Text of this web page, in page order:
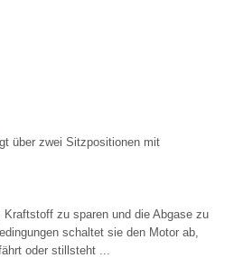
über zwei Sitzpositionen mit
zu sparen und die Abgase zu
schaltet sie den Motor ab,
oder stillsteht ...